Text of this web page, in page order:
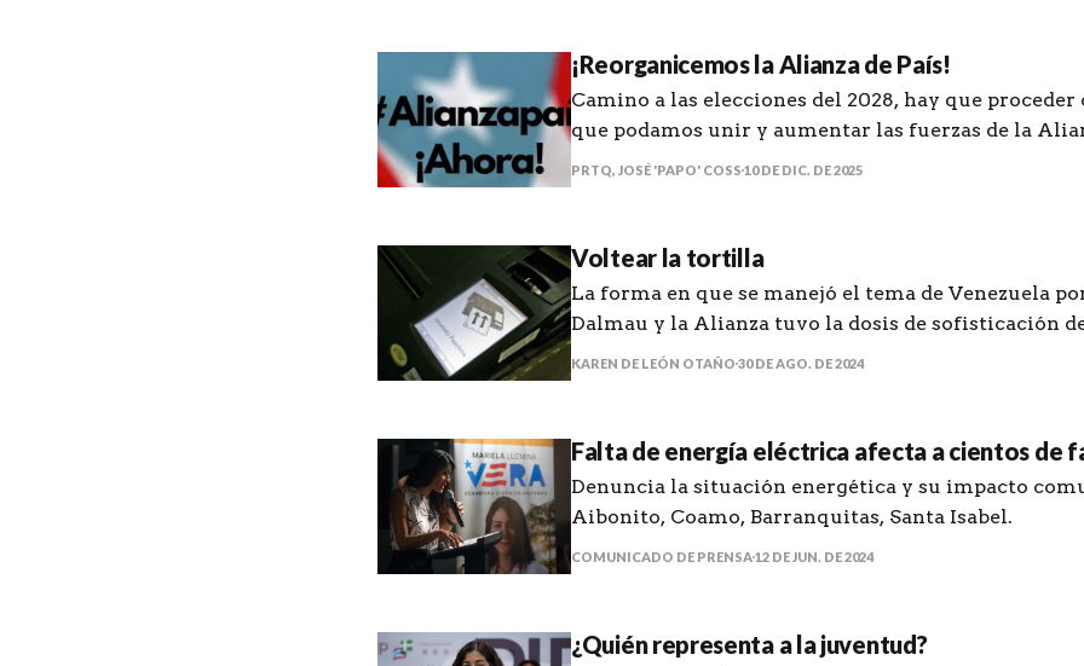
sectores del país para la creación de
¡Reorganicemos la Alianza de País!
Camino a las elecciones del 2028, hay que proceder
que podamos unir y aumentar las fuerzas de la
PRTQ, JOSÉ 'PAPO' COSS 10 DE DIC. DE 2025
Voltear la tortilla
La forma en que se manejó el tema de Venezuela
Dalmau y la Alianza tuvo la dosis de sofisticación
electoral que se necesita en estos tiempos.
KAREN DE LEÓN OTAÑO 30 DE AGO. DE 2024
Falta de energía eléctrica afecta a cientos de
Denuncia la situación energética y su impacto
Aibonito, Coamo, Barranquitas, Santa Isabel.
COMUNICADO DE PRENSA12 DE JUN. DE 2024
¿Quién representa a la juventud?